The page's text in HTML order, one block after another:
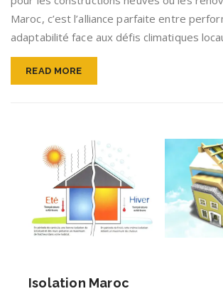
Maroc, c’est l’alliance parfaite entre
adaptabilité face aux défis climatiques
READ MORE
Isolation Maroc